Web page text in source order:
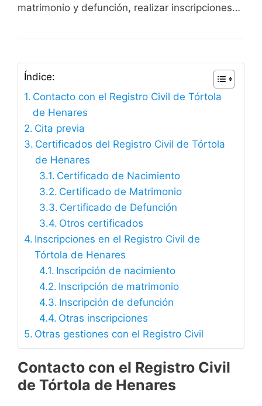
matrimonio y defunción, realizar inscripciones…
Índice:
Contacto con el Registro Civil de Tórtola
de Henares
Cita previa
Certificados del Registro Civil de Tórtola
de Henares
Certificado de Nacimiento
Certificado de Matrimonio
Certificado de Defunción
Otros certificados
Inscripciones en el Registro Civil de
Tórtola de Henares
Inscripción de nacimiento
Inscripción de matrimonio
Inscripción de defunción
Otras inscripciones
Otras gestiones con el Registro Civil
Contacto con el Registro Civil
de Tórtola de Henares